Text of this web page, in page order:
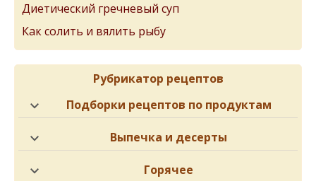
Диетический гречневый суп
Как солить и вялить рыбу
Рубрикатор рецептов
Подборки рецептов по продуктам
Выпечка и десерты
Горячее